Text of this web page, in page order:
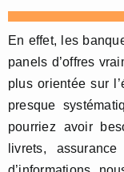
En effet, les
panels d’offres
plus orientée sur
presque
pourriez avoir
livrets,